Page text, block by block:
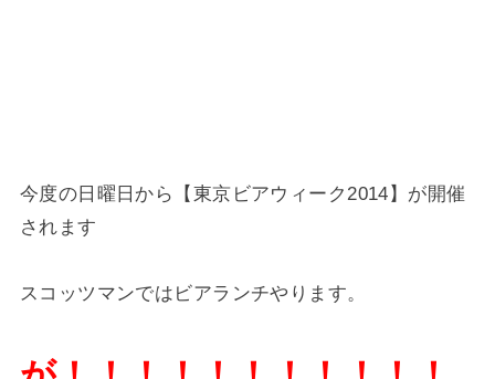
今度の日曜日から【東京ビアウィーク2014】が開催
されます
スコッツマンではビアランチやります。